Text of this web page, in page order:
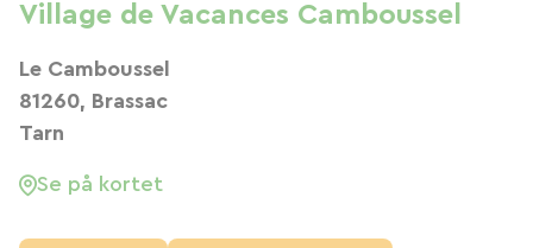
Village de Vacances Camboussel
Le Camboussel
81260, Brassac
Tarn
Se på kortet